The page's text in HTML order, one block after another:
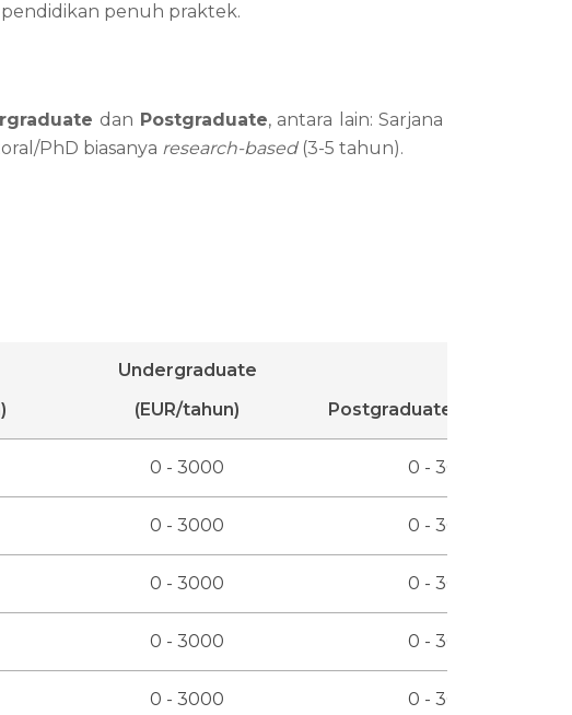
penuh praktek.
dan Postgraduate, antara lain: Sarjana
PhD biasanya research-based (3-5 tahun).
Undergraduate
(EUR/tahun)
Postgraduate (EUR/tahun)
0 - 3000 0 - 3000
0 - 3000 0 - 3000
0 - 3000 0 - 3000
0 - 3000 0 - 3000
0 - 3000 0 - 3000